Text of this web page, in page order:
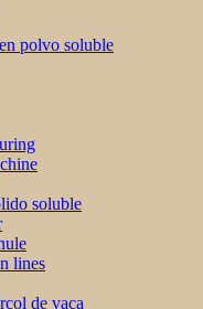
polvo soluble
soluble
lines
de vaca